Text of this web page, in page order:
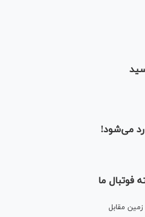
می‌شود!
ما
مقابل